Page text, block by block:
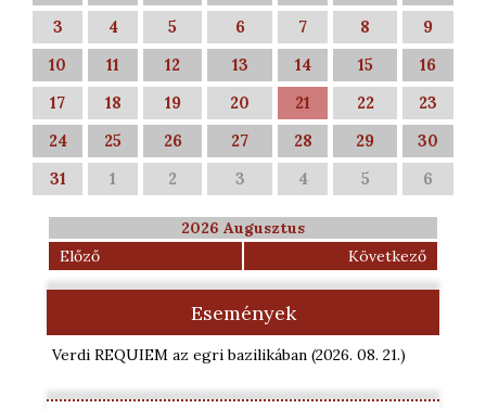
3
4 5 6 7 8
9
10
11 12 13 14 15
16
17
18 19 20 21 22
23
24
25 26 27 28 29
30
31
1 2 3 4 5 6
2026 Augusztus
Előző
Következő
Események
Verdi REQUIEM az egri bazilikában (2026. 08. 21.)